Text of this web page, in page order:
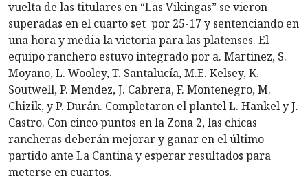
vuelta de las titulares en “Las Vikingas” se vieron
superadas en el cuarto set por 25-17 y sentenciando en
una hora y media la victoria para las platenses. El
equipo ranchero estuvo integrado por a. Martinez, S.
Moyano, L. Wooley, T. Santalucía, M.E. Kelsey, K.
Soutwell, P. Mendez, J. Cabrera, F. Montenegro, M.
Chizik, y P. Durán. Completaron el plantel L. Hankel y J.
Castro. Con cinco puntos en la Zona 2, las chicas
rancheras deberán mejorar y ganar en el último
partido ante La Cantina y esperar resultados para
meterse en cuartos.